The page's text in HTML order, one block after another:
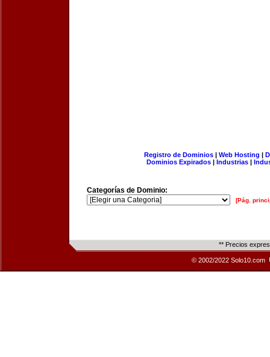
Registro de Dominios| Web Hosting |
Dominios Expirados | Industrias |
Categorías de Dominio:
[Pág.
** Precios
© 2002/2022 Solo10.com